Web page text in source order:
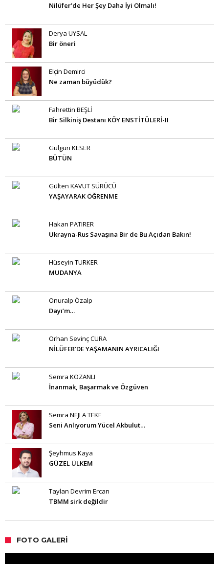
Nilüfer’de Her Şey Daha İyi Olmalı!
Derya UYSAL
Bir öneri
Elçin Demirci
Ne zaman büyüdük?
Fahrettin BEŞLİ
Bir Silkiniş Destanı KÖY ENSTİTÜLERİ-II
Gülgün KESER
BÜTÜN
Gülten KAVUT SÜRÜCÜ
YAŞAYARAK ÖĞRENME
Hakan PATIRER
Ukrayna-Rus Savaşına Bir de Bu Açıdan Bakın!
Hüseyin TÜRKER
MUDANYA
Onuralp Özalp
Dayı’m…
Orhan Sevinç CURA
NİLÜFER’DE YAŞAMANIN AYRICALIĞI
Semra KOZANLI
İnanmak, Başarmak ve Özgüven
Semra NEJLA TEKE
Seni Anlıyorum Yücel Akbulut…
Şeyhmus Kaya
GÜZEL ÜLKEM
Taylan Devrim Ercan
TBMM sirk değildir
FOTO GALERI